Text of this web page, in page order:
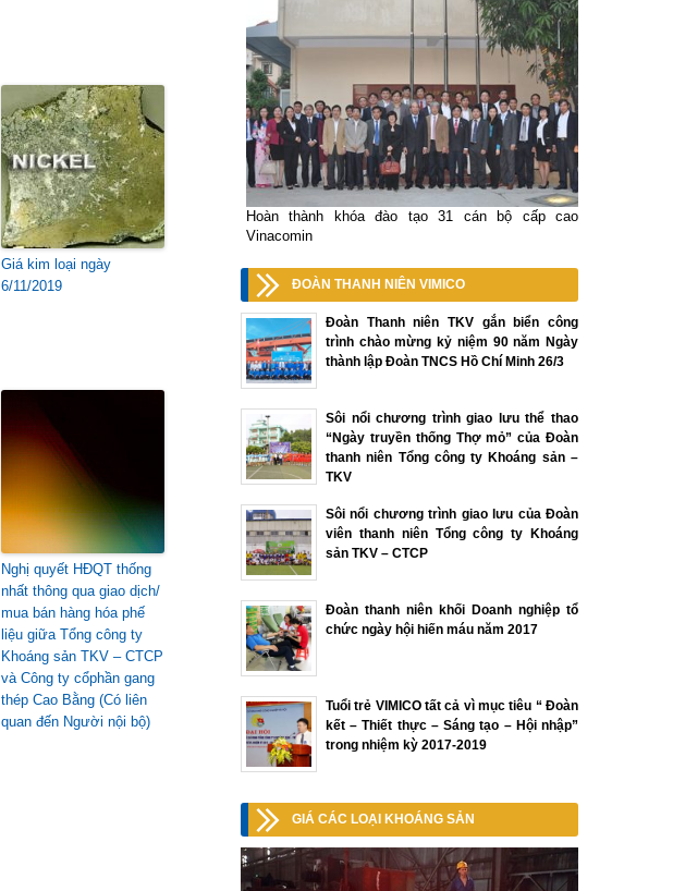
Giá kim loại ngày
6/11/2019
Nghị quyết HĐQT thống
nhất thông qua giao dịch/
mua bán hàng hóa phế
liệu giữa Tổng công ty
Khoáng sản TKV – CTCP
và Công ty cổphần gang
thép Cao Bằng (Có liên
quan đến Người nội bộ)
Hoàn thành khóa đào tạo 31 cán bộ cấp cao
Vinacomin
ĐOÀN THANH NIÊN VIMICO
Đoàn Thanh niên TKV gắn biển công
trình chào mừng kỷ niệm 90 năm Ngày
thành lập Đoàn TNCS Hồ Chí Minh 26/3
Sôi nổi chương trình giao lưu thể thao
“Ngày truyền thống Thợ mỏ” của Đoàn
thanh niên Tổng công ty Khoáng sản –
TKV
Sôi nổi chương trình giao lưu của Đoàn
viên thanh niên Tổng công ty Khoáng
sản TKV – CTCP
Đoàn thanh niên khối Doanh nghiệp tổ
chức ngày hội hiến máu năm 2017
Tuổi trẻ VIMICO tất cả vì mục tiêu “ Đoàn
kết – Thiết thực – Sáng tạo – Hội nhập”
trong nhiệm kỳ 2017-2019
GIÁ CÁC LOẠI KHOÁNG SẢN